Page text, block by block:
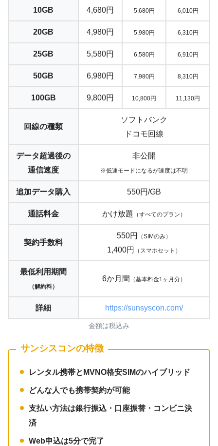
10GB 4,680円 5,680円 6,010円
20GB 4,980円 5,980円 6,310円
25GB 5,580円 6,580円 6,910円
50GB 6,980円 7,980円 8,310円
100GB 9,800円 10,800円 11,130円
回線の種類
ソフトバンク
ドコモ回線
データ超過後の
通信速度
非公開
※低速モードになるが速度は不明
追加データ購入 550円/GB
通話料金 かけ放題 （すべてのプラン）
契約手数料
550円 （SIMのみ）
1,400円 （スマホセット）
最低利用期間
（解約料）
6か月間 （基本料金1ヶ月分）
詳細 https://sunsyscon.com/
金額は税込み
サンシスコンの特徴
レンタル携帯とMVNO格安SIMのハイブリッド
どんな人でも携帯契約が可能
支払い方法は銀行振込・口座振替・コンビニ決
済
Web申込は5分で完了